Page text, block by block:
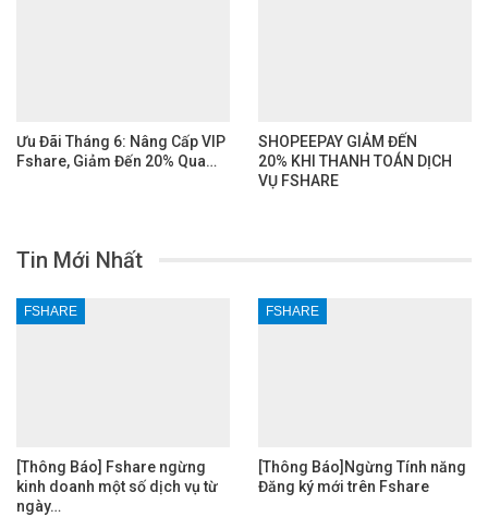
Ưu Đãi Tháng 6: Nâng Cấp VIP
Fshare, Giảm Đến 20% Qua…
SHOPEEPAY GIẢM ĐẾN
20% KHI THANH TOÁN DỊCH
VỤ FSHARE
Tin Mới Nhất
FSHARE
[Thông Báo] Fshare ngừng
kinh doanh một số dịch vụ từ
ngày…
FSHARE
[Thông Báo]Ngừng Tính năng
Đăng ký mới trên Fshare